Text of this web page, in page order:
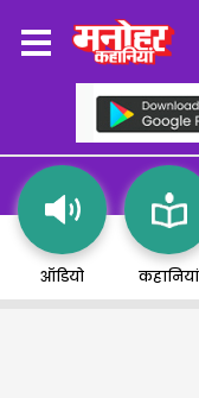
ऑडियो कहानियां